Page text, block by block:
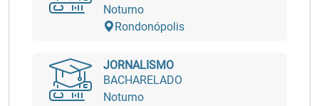
Noturno
Rondonópolis
JORNALISMO
BACHARELADO
Noturno